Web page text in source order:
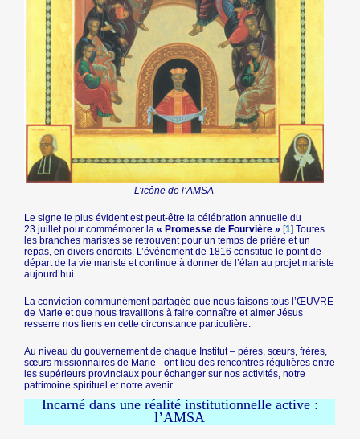
L’icône de l’AMSA
Le signe le plus évident est peut-être la célébration annuelle du
23 juillet pour commémorer la« Promesse de Fourvière » [1] Toutes
les branches maristes se retrouvent pour un temps de prière et un
repas, en divers endroits. L’événement de 1816 constitue le point de
départ de la vie mariste et continue à donner de l’élan au projet mariste
aujourd’hui.
La conviction communément partagée que nous faisons tous l’ŒUVRE
de Marie et que nous travaillons à faire connaître et aimer Jésus
resserre nos liens en cette circonstance particulière.
Au niveau du gouvernement de chaque Institut – pères, sœurs, frères,
sœurs missionnaires de Marie - ont lieu des rencontres régulières entre
les supérieurs provinciaux pour échanger sur nos activités, notre
patrimoine spirituel et notre avenir.
Incarné dans une réalité institutionnelle active :
l’AMSA